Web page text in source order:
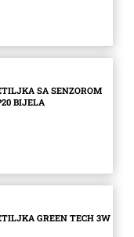
SA SENZOROM
BIJELA
GREEN TECH 3W